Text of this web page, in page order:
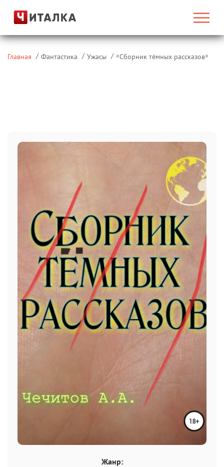
Главная Фантастика Ужасы «Сборник тёмных рассказов»
Жанр: